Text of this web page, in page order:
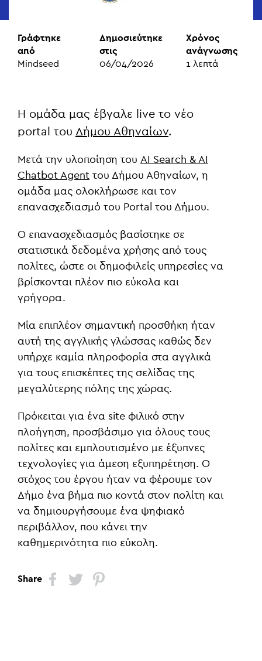
Γράφτηκε
από
Mindseed
Δημοσιεύτηκε
στις
06/04/2026
Χρόνος
ανάγνωσης
1 λεπτά
Η ομάδα μας έβγαλε live το νέο
portal του Δήμου Αθηναίων.
Μετά την υλοποίηση του AI Search & AI
Chatbot Agent του Δήμου Αθηναίων, η
ομάδα μας ολοκλήρωσε και τον
επανασχεδιασμό του Portal του Δήμου.
Ο επανασχεδιασμός βασίστηκε σε
στατιστικά δεδομένα χρήσης από τους
πολίτες, ώστε οι δημοφιλείς υπηρεσίες να
βρίσκονται πλέον πιο εύκολα και
γρήγορα.
Μία επιπλέον σημαντική προσθήκη ήταν
αυτή της αγγλικής γλώσσας καθώς δεν
υπήρχε καμία πληροφορία στα αγγλικά
για τους επισκέπτες της σελίδας της
μεγαλύτερης πόλης της χώρας.
Πρόκειται για ένα site φιλικό στην
πλοήγηση, προσβάσιμο για όλους τους
πολίτες και εμπλουτισμένο με έξυπνες
τεχνολογίες για άμεση εξυπηρέτηση. Ο
στόχος του έργου ήταν να φέρουμε τον
Δήμο ένα βήμα πιο κοντά στον πολίτη και
να δημιουργήσουμε ένα ψηφιακό
περιβάλλον, που κάνει την
καθημερινότητα πιο εύκολη.
Share